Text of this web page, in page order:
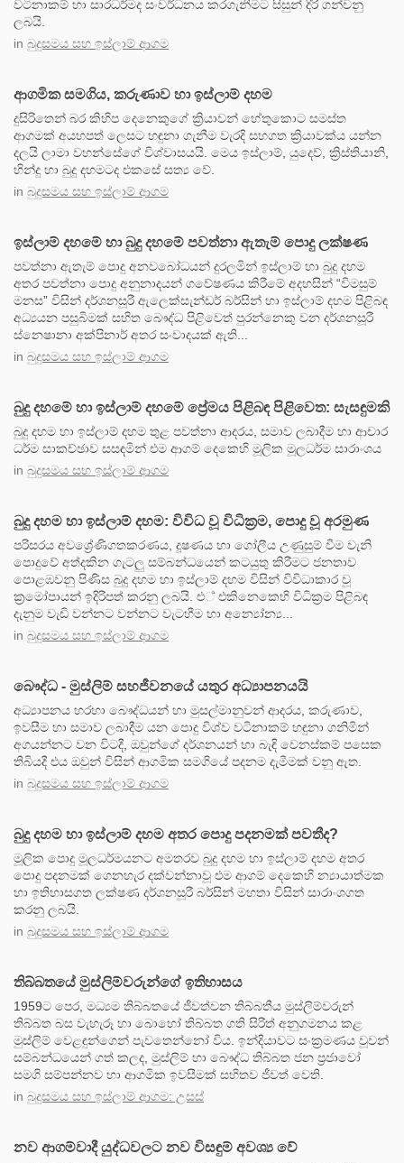
වටිනාකම් හා සාරධර්මද සංවර්ධනය කරගැනීමට සිසුන් දිරි ගන්වනු
ලබයි.
in බුදුසමය සහ ඉස්ලාම් ආගම
ආගමික සමගිය, කරුණාව හා ඉස්ලාම් දහම
දුසිරිතෙන් බර කිහිප දෙනෙකුගේ ක්‍රියාවන් හේතුකොට සමස්ත
ආගමක් අයහපත් ලෙසට හඳුනා ගැනීම වැරදි සහගත ක්‍රියාවක්ය යන්න
දලයි ලාමා වහන්සේගේ විශ්වාසයයි. මෙය ඉස්ලාම්, යුදෙව්, ක්‍රිස්තියානි,
හින්දු හා බුදු දහමටද එකසේ සත්‍ය වේ.
in බුදුසමය සහ ඉස්ලාම් ආගම
ඉස්ලාම් දහමේ හා බුදු දහමේ පවත්නා ඇතැම් පොදු ලක්ෂණ
පවත්නා ඇතැම් පොදු අනවබෝධයන් දුරලමින් ඉස්ලාම් හා බුදු දහම
අතර පවත්නා පොදු අනුනාදයන් ගවේෂණය කිරීමේ අදහසින් “විමසුම්
මනස” විසින් දර්ශනසූරී ඇලෙක්සැන්ඩර් බර්සින් හා ඉස්ලාම් දහම පිළිබඳ
අධ්‍යයන පසුබිමක් සහිත බෞද්ධ පිළිවෙත් පුරන්නෙකු වන දර්ශනසූරී
ස්නෙෂානා අක්පිනාර් අතර සංවාදයක් ඇති...
in බුදුසමය සහ ඉස්ලාම් ආගම
බුදු දහමේ හා ඉස්ලාම් දහමේ ප්‍රේමය පිළිබඳ පිළිවෙත: සැසඳුමකි
බුදු දහම හා ඉස්ලාම් දහම තුළ පවත්නා ආදරය, සමාව ලබාදීම හා ආචාර
ධර්ම සාකච්ඡාව සසඳමින් එම ආගම් දෙකෙහි මූලික මූලධර්ම සාරාංශය
in බුදුසමය සහ ඉස්ලාම් ආගම
බුදු දහම හා ඉස්ලාම් දහම: විවිධ වූ විධික්‍රම, පොදු වූ අරමුණ
පරිසරය අවශ්‍රේණිගතකරණය, දූෂණය හා ගෝලීය උණුසුම් වීම වැනි
පොදුවේ අත්දකින ගැටලු සම්බන්ධයෙන් කටයුතු කිරීමට ජනතාව
පොළඹවනු පිණිස බුදු දහම හා ඉස්ලාම් දහම විසින් විවිධාකාර වූ
ක්‍රමෝපායන් ඉදිරිපත් කරනු ලබයි. එ් එකිනෙකෙහි විධික්‍රම පිළිබඳ
දැනුම වැඩි වන්නට වන්නට වැටහීම හා අන්‍යෝන්‍ය...
in බුදුසමය සහ ඉස්ලාම් ආගම
බෞද්ධ - මුස්ලිම් සහජීවනයේ යතුර අධ්‍යාපනයයි
අධ්‍යාපනය හරහා බෞද්ධයන් හා මුසල්මානුවන් ආදරය, කරුණාව,
ඉවසීම හා සමාව ලබාදීම යන පොදු විශ්ව වටිනාකම් හඳුනා ගනිමින්
අගයන්නට වන විටදී, ඔවුන්ගේ දර්ශනයන් හා බැඳි වෙනස්කම් පසෙක
තිබියදී එය ඔවුන් විසින් ආගමික සමගියේ පදනම දැමීමක් වනු ඇත.
in බුදුසමය සහ ඉස්ලාම් ආගම
බුදු දහම හා ඉස්ලාම් දහම අතර පොදු පදනමක් පවතීද?
මූලික පොදු මූලධර්මයනට අමතරව බුදු දහම හා ඉස්ලාම් දහම අතර
පොදු පදනමක් ගෙනහැර දක්වන්නාවූ එම ආගම් දෙකෙහි න්‍යායාත්මක
හා ඉතිහාසගත ලක්ෂණ දර්ශනසූරී බර්සින් මහතා විසින් සාරාංශගත
කරනු ලබයි.
in බුදුසමය සහ ඉස්ලාම් ආගම
තිබ්බතයේ මුස්ලිම්වරුන්ගේ ඉතිහාසය
1959ට පෙර, මධ්‍යම තිබ්බතයේ ජීවත්වන තිබ්බතීය මුස්ලිම්වරුන්
තිබ්බත බස වැහැරූ හා බොහෝ තිබ්බත ගති සිරිත් අනුගමනය කළ
මුස්ලිම් වෙළඳුන්ගෙන් පැවතෙන්නෝ විය. ඉන්දියාවට සංක්‍රමණය වූවන්
සම්බන්ධයෙන් ගත් කලද, මුස්ලිම් හා බෞද්ධ තිබ්බත ජන ප්‍රජාවෝ
සමගි සම්පන්නව හා ආගමික ඉවසීමක් සහිතව ජීවත් වෙති.
in බුදුසමය සහ ඉස්ලාම් ආගම: උසස්
නව ආගම්වාදී යුද්ධවලට නව විසඳුම් අවශ්‍ය වේ